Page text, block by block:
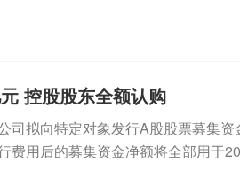
控股股东全额认购
司拟向特定对象发行A股股票募集资
费用后的募集资金净额将全部用于